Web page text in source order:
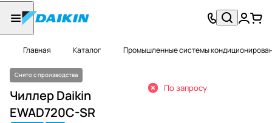
Главная Каталог Промышленные системы
Снято с производства
Чиллер Daikin
EWAD720C-SR
По запросу